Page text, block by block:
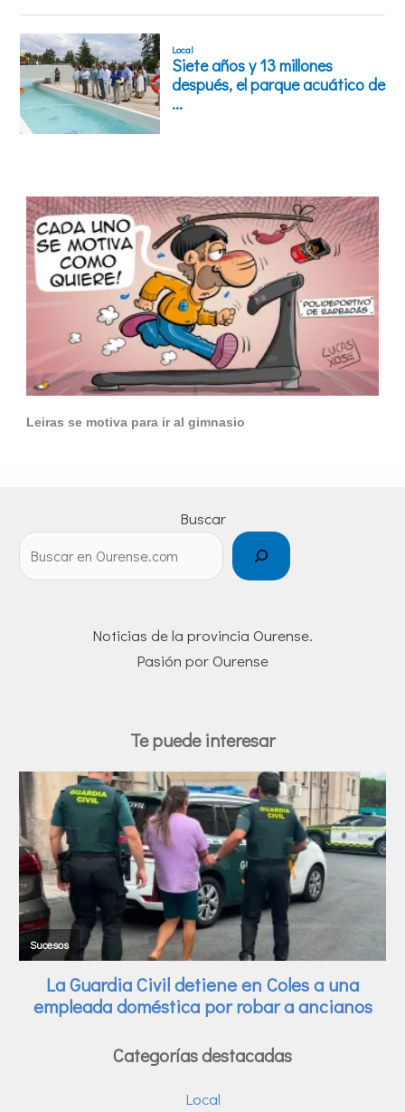
Leiras se motiva para ir al gimnasio
Buscar
Noticias de la provincia Ourense.
Pasión por Ourense
Te puede interesar
Categorías destacadas
Local